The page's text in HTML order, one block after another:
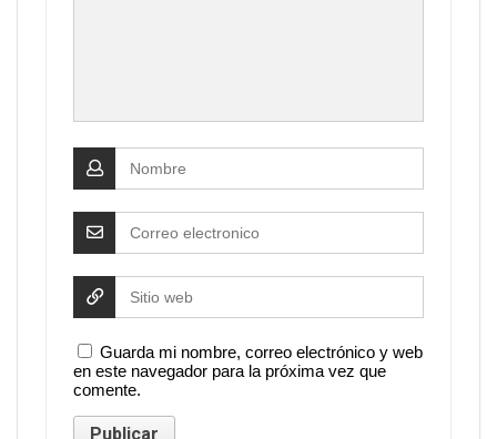
Guarda mi nombre, correo electrónico y web
en este navegador para la próxima vez que
comente.